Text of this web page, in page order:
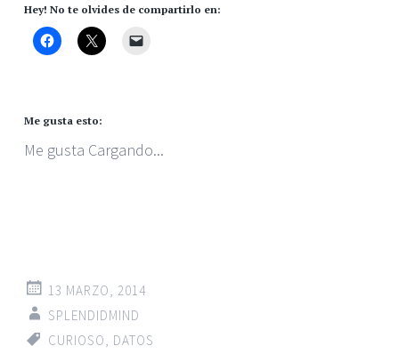
Hey! No te olvides de compartirlo en:
Me gusta esto:
Me gusta Cargando...
13 MARZO, 2014
SPLENDIDMIND
CURIOSO, DATOS